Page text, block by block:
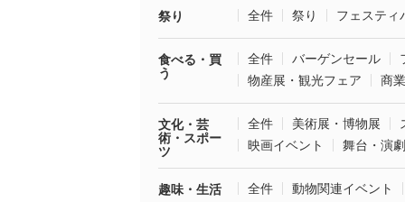
祭り 全件 祭り フェスティ
食べる・買
う
全件 バーゲンセール
物産展・観光フェア
商
文化・芸
術・スポー
ツ
全件 美術展・博物展
映画イベント
舞台・演劇
趣味・生活 全件 動物関連イベント